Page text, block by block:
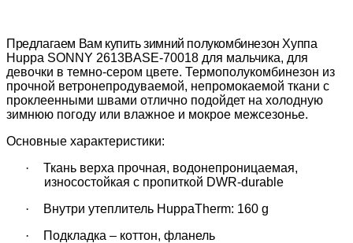
Предлагаем Вам купить зимний полукомбинезон Хуппа
Huppa SONNY 2613BASE-70018 для мальчика, для
девочки в темно-сером цвете. Термополукомбинезон из
прочной ветронепродуваемой, непромокаемой ткани с
проклеенными швами отлично подойдет на холодную
зимнюю погоду или влажное и мокрое межсезонье.
Основные характеристики:
·
Ткань верха прочная, водонепроницаемая,
износостойкая с пропиткой DWR-durable
·
Внутри утеплитель HuppaTherm: 160 g
·
Подкладка – коттон, фланель